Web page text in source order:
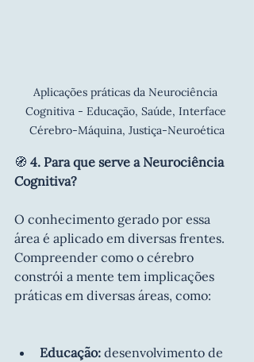
Aplicações práticas da Neurociência
Cognitiva - Educação, Saúde, Interface
Cérebro-Máquina, Justiça-Neuroética
🧭 4. Para que serve a Neurociência
Cognitiva?
O conhecimento gerado por essa
área é aplicado em diversas frentes.
Compreender como o cérebro
constrói a mente tem implicações
práticas em diversas áreas, como:
Educação: desenvolvimento de